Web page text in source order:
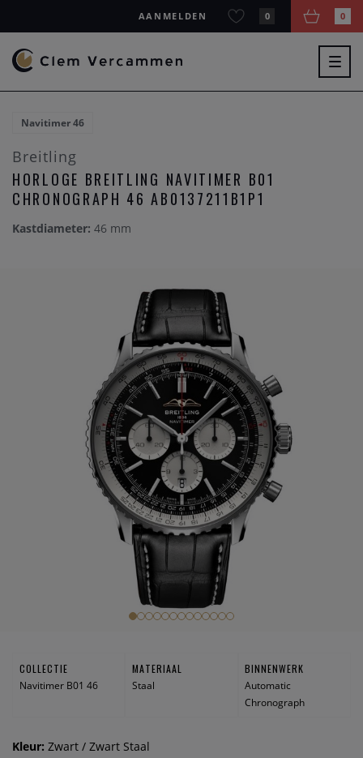
AANMELDEN 0 0
Navitimer 46
Breitling
HORLOGE BREITLING NAVITIMER B01
CHRONOGRAPH 46 AB0137211B1P1
Kastdiameter: 46 mm
COLLECTIE
Navitimer B01 46
MATERIAAL
Staal
BINNENWERK
Automatic
Chronograph
Kleur: Zwart / Zwart Staal